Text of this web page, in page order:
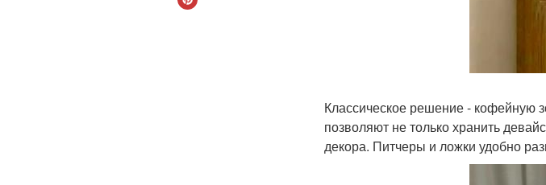
Классическое решение - кофейную
позволяют не только хранить
декора. Питчеры и ложки удобно